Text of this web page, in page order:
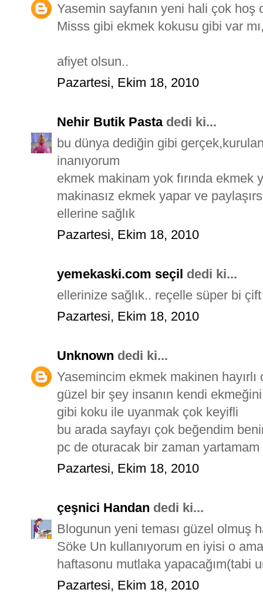
Yasemin sayfanın yeni hali çok hoş
Misss gibi ekmek kokusu gibi var
afiyet olsun..
Pazartesi, Ekim 18, 2010
Nehir Butik Pastadedi ki...
bu dünya dediğin gibi
inanıyorum
ekmek makinam yok fırında
makinasız ekmek yapar ve
ellerine sağlık
Pazartesi, Ekim 18, 2010
yemekaski.com seçil dedi ki...
ellerinize sağlık.. reçelle süper bi
Pazartesi, Ekim 18, 2010
Unknown dedi ki...
Yasemincim ekmek makinen
güzel bir şey insanın kendi
gibi koku ile uyanmak çok keyifli
bu arada sayfayı çok beğendim
pc de oturacak bir zaman
Pazartesi, Ekim 18, 2010
çeşnici Handan dedi ki...
Blogunun yeni teması güzel olmuş
Söke Un kullanıyorum en iyisi o
haftasonu mutlaka yapacağım(tabi
Pazartesi, Ekim 18, 2010